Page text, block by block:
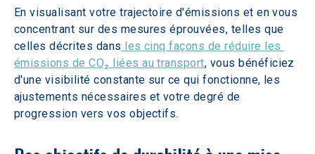
En visualisant votre trajectoire d'émissions et en vous
concentrant sur des mesures éprouvées, telles que
celles décrites dans les cinq façons de réduire les
émissions de CO₂ liées au transport, vous bénéficiez
d'une visibilité constante sur ce qui fonctionne, les
ajustements nécessaires et votre degré de
progression vers vos objectifs.